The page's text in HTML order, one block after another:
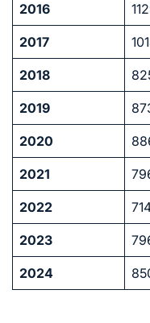
2016
2017
2018
2019
2020
2021
2022
2023
2024